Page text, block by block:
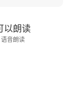
以朗读
语音朗读